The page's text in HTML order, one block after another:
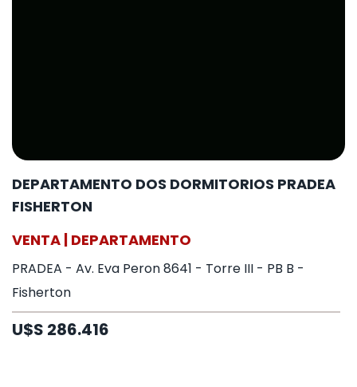
DEPARTAMENTO DOS DORMITORIOS PRADEA
FISHERTON
VENTA | DEPARTAMENTO
PRADEA - Av. Eva Peron 8641 - Torre III - PB B -
Fisherton
U$S 286.416